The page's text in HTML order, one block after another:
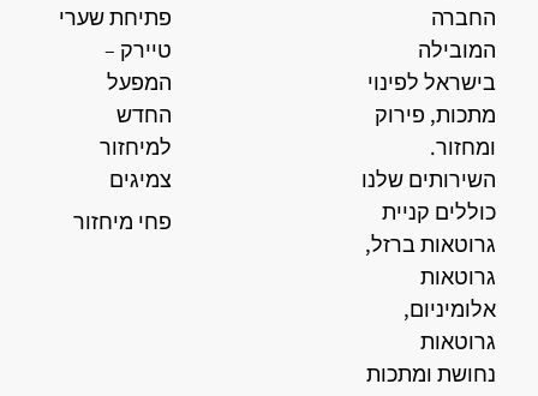
החברה
המובילה
בישראל לפינוי
מתכות, פירוק
ומחזור.
השירותים שלנו
כוללים קניית
גרוטאות ברזל,
גרוטאות
אלומיניום,
גרוטאות
נחושת ומתכות
פתיחת שערי
טיירק –
המפעל
החדש
למיחזור
צמיגים
פחי מיחזור